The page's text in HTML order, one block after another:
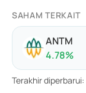
SAHAM TERKAIT
ANTM
4.78%
Terakhir diperbarui: